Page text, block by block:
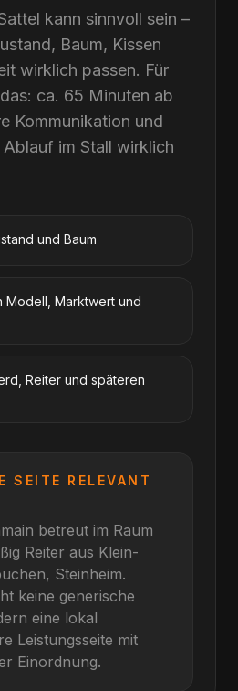
kann sinnvoll sein –
Baum, Kissen
wirklich passen. Für
ca. 65 Minuten ab
Kommunikation und
im Stall wirklich
und Baum
Modell, Marktwert und
Reiter und späteren
SEITE RELEVANT
betreut im Raum
Reiter aus Klein-
Steinheim.
keine generische
eine lokal
Leistungsseite mit
Einordnung.